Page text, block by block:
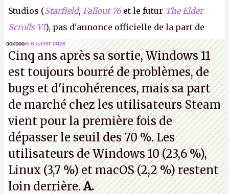
Studios (Starfield, Fallout 76 et le futur The Elder
Scrolls VI), pas d'annonce officielle de la part de
Microsoft, mais le syndicat des employés confirme
de nombreux licenciements.A.
ackboole 6 juillet 2026
Cinq ans après sa sortie, Windows 11
est toujours bourré de problèmes, de
bugs et d'incohérences, mais sa part
de marché chez les utilisateurs Steam
vient pour la première fois de
dépasser le seuil des 70 %. Les
utilisateurs de Windows 10 (23,6 %),
Linux (3,7 %) et macOS (2,2 %) restent
loin derrière.A.